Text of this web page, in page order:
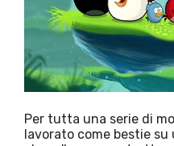
Per tutta una serie di
lavorato come bestie